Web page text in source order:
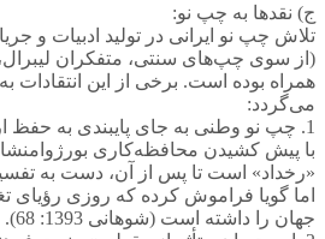
ج) نقدها به چپ نو:
تلاش چپ نو ایرانی در تولید ادبیات و
(از سوی چپ‌های سنتی، متفکران
همراه بوده است. برخی از این
می‌گردد:
1. چپ نو وطنی به جای پایبندی به حفظ
با پیش کشیدن محافظه‌کاری
«رخداد» است تا پس از آن، دست به
اما گویا فراموش کرده که روزی رؤیای
جهان را داشته است (شوهانی 1393: 68).